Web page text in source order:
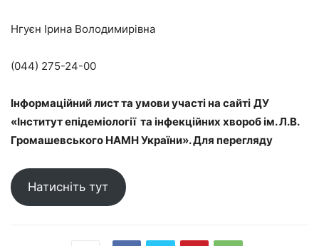
Нгуєн Ірина Володимирівна
(044) 275-24-00
Інформаційний лист та умови участі на сайті ДУ
«Інститут епідеміології та інфекційних хворобім. Л.В.
Громашевського НАМН України». Для перегляду
Натисніть тут